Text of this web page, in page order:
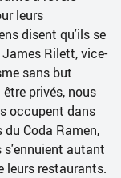
leurs
disent qu'ils se
Rilett, vice-
sans but
privés, nous
occupent dans
Coda Ramen,
s'ennuient autant
leurs restaurants.